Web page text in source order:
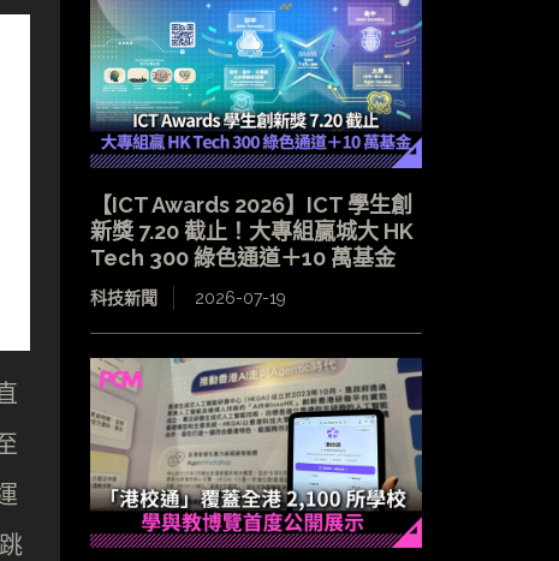
【ICT Awards 2026】ICT 學生創
新獎 7.20 截止！大專組贏城大 HK
Tech 300 綠色通道＋10 萬基金
科技新聞 2026-07-19